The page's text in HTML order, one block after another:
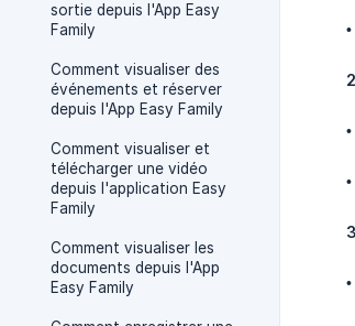
sortie depuis l'App Easy
Family
Comment visualiser des
événements et réserver
depuis l'App Easy Family
Comment visualiser et
télécharger une vidéo
depuis l'application Easy
Family
Comment visualiser les
documents depuis l'App
Easy Family